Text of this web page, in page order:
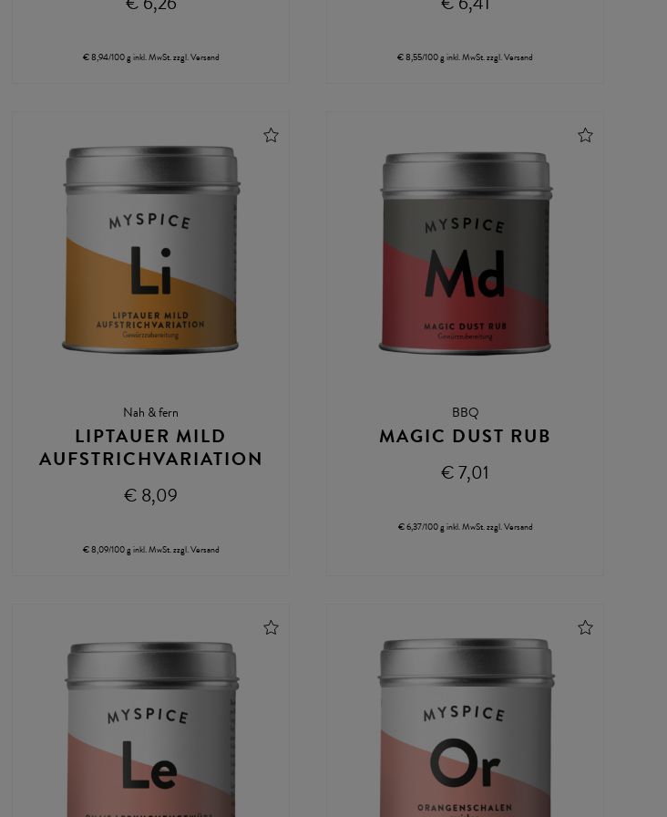
€ 8,94/100 g inkl. MwSt.zzgl.Versand € 8,55/100 g inkl. MwSt.zzgl.Versand
Nah & fern
LIPTAUER MILD
AUFSTRICHVARIATION
€ 8,09
€ 8,09/100 g inkl. MwSt.zzgl.Versand
BBQ
MAGIC DUST RUB
€ 7,01
€ 6,37/100 g inkl. MwSt.zzgl.Versand